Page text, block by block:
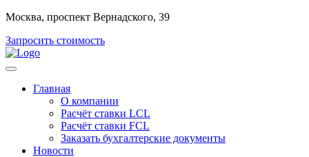
Москва, проспект Вернадского, 39
Запросить стоимость
Главная
О компании
Расчёт ставки LCL
Расчёт ставки FСL
Заказать бухгалтерские документы
Новости